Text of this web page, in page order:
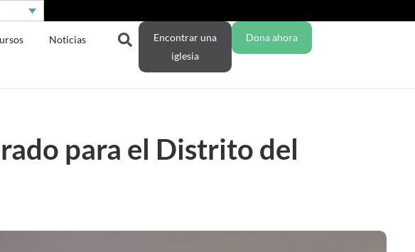
Noticias
Encontrar una
iglesia
Dona ahora
para el Distrito del